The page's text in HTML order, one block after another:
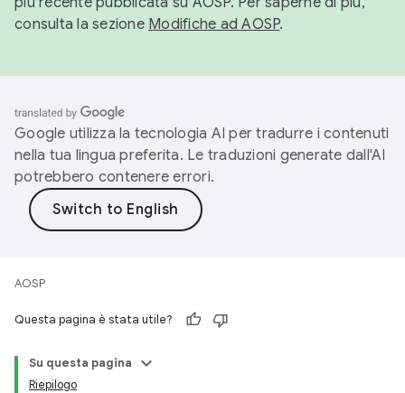
consulta la sezione Modifiche ad AOSP.
Google utilizza la tecnologia AI per tradurre i contenuti
nella tua lingua preferita. Le traduzioni generate dall'AI
potrebbero contenere errori.
AOSP
Questa pagina è stata utile?
Su questa pagina
Riepilogo